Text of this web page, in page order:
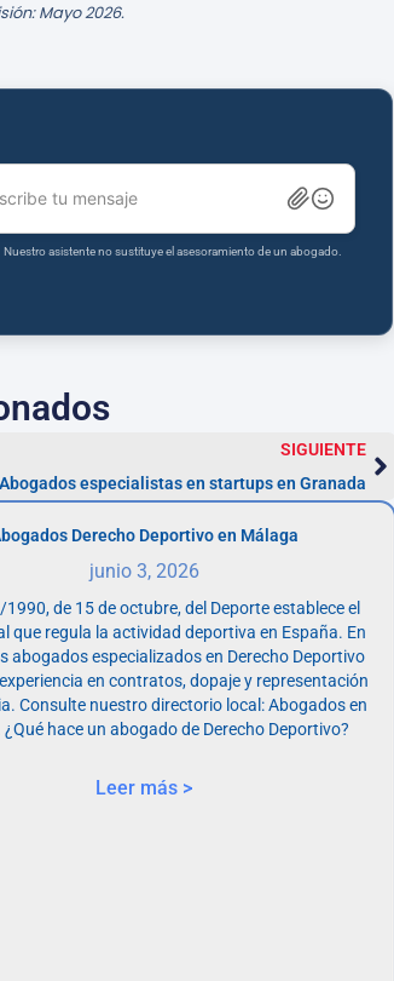
Mayo 2026.
tu mensaje
Nuestro asistente no sustituye el asesoramiento de un abogado.
SIGUIENTE
Abogados especialistas en startups en Granada
Derecho Deportivo en Málaga
junio 3, 2026
1990, de 15 de octubre, del Deporte establece el
que regula la actividad deportiva en España. En
abogados especializados en Derecho Deportivo
en contratos, dopaje y representación
Consulte nuestro directorio local: Abogados en
hace un abogado de Derecho Deportivo?
Leer más >